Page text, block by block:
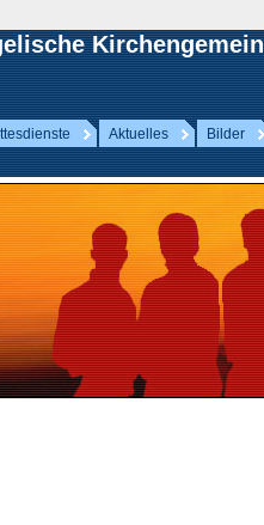
Aktuelles Bilder